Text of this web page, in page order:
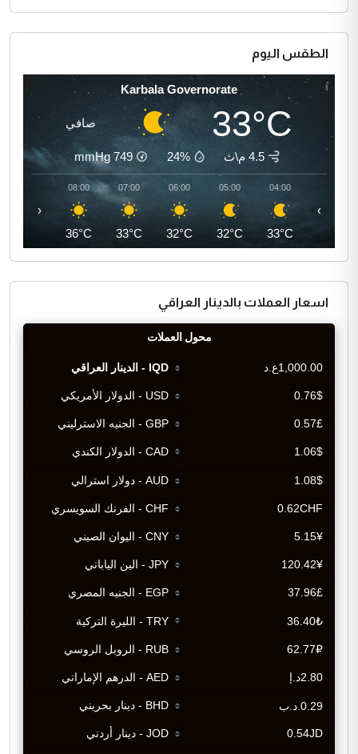
الطقس اليوم
Karbala Governorate
33°C صافي
4.5 م\ث 24%
749
mmHg
04:00
33°C
05:00
32°C
06:00
32°C
07:00
33°C
08:00
36°C
‹ ›
اسعار العملات بالدينار العراقي